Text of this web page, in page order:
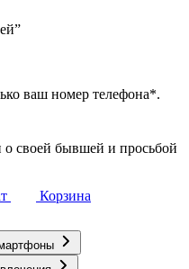
ваш номер телефона*.
о своей бывшей и просьбой
Корзина